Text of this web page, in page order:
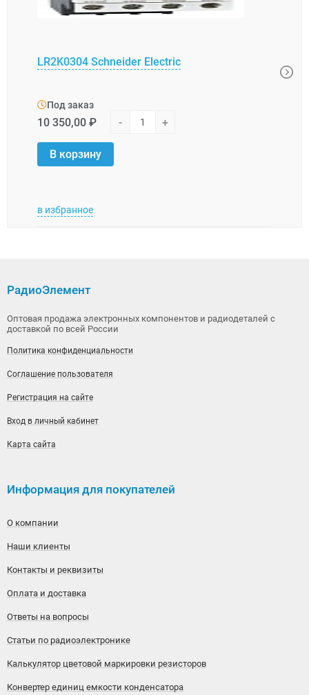
LR2K0304 Schneider Electric
Под заказ
10 350,00 ₽ - +
В корзину
в избранное
РадиоЭлемент
Оптовая продажа электронных компонентов и радиодеталей с
доставкой по всей России
Политика конфиденциальности
Соглашение пользователя
Регистрация на сайте
Вход в личный кабинет
Карта сайта
Информация для покупателей
О компании
Наши клиенты
Контакты и реквизиты
Оплата и доставка
Ответы на вопросы
Статьи по радиоэлектронике
Калькулятор цветовой маркировки резисторов
Конвертер единиц емкости конденсатора